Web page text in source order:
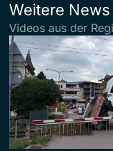
Weitere News
Videos aus der